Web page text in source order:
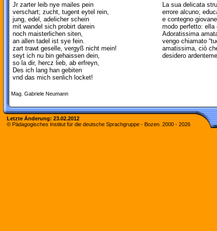
Jr zarter leib nye mailes pein
verschart; zucht, tugent eytel rein,
jung, edel, adelicher schein
mit wandel sich probirt darein
noch maisterlichen siten,
an allen tadel ist sye fein.
zart trawt geselle, vergyß nicht mein!
seyt ich nu bin gehaissen dein,
so la dir, hercz lieb, ab erfreyn,
Des ich lang han gebiten
vnd das mich senlich locket!
La sua delicata
errore alcuno;
e contegno
modo perfetto:
Adoratissima
vengo chiamato
amatissima, ciò
desidero
Mag. Gabriele Neumann
Letzte Änderung: 23.02.2012
© Pädagogisches Institut für die deutsche Sprachgruppe - Bozen. 2000 - 2026